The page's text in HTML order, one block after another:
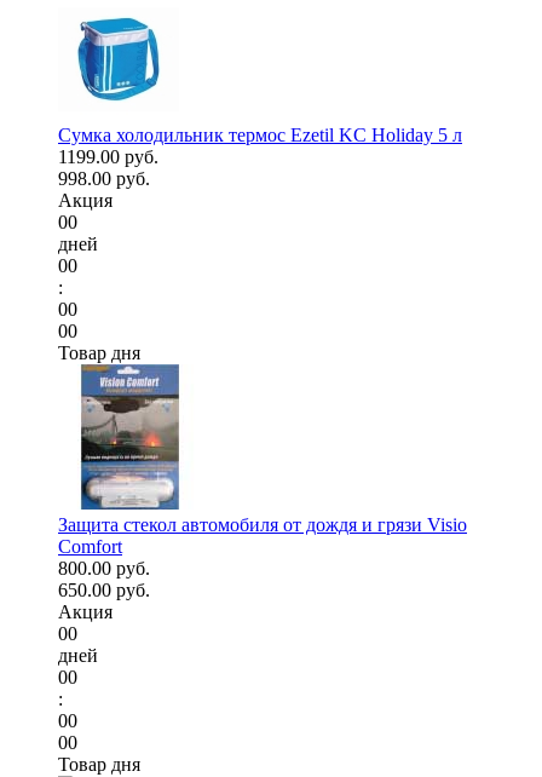
Сумка холодильник термос Ezetil KC Holiday 5 л
1199.00 руб.
998.00 руб.
Акция
00
дней
00
:
00
00
Товар дня
Защита стекол автомобиля от дождя и грязи Visio
Comfort
800.00 руб.
650.00 руб.
Акция
00
дней
00
:
00
00
Товар дня